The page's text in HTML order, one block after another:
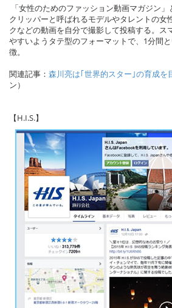
クリッパーと呼ばれるモデルやタレントの女
クなどの動画を自分で撮影して投稿する。ス
やすいようタテ型のフォーマットで、1分間
徴。
関連記事： 森川亮は｢世界的スター｣の育成を
ン）